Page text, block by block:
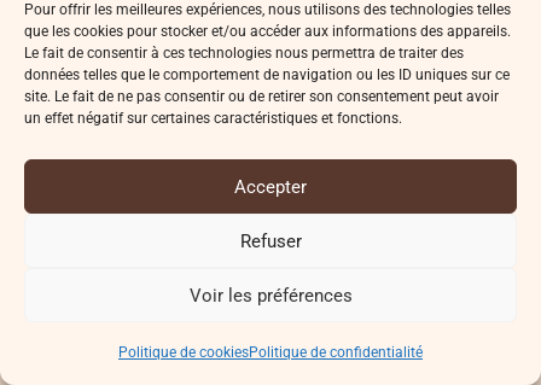
Pour offrir les meilleures expériences, nous utilisons des technologies telles
que les cookies pour stocker et/ou accéder aux informations des appareils.
Le fait de consentir à ces technologies nous permettra de traiter des
données telles que le comportement de navigation ou les ID uniques sur ce
site. Le fait de ne pas consentir ou de retirer son consentement peut avoir
un effet négatif sur certaines caractéristiques et fonctions.
Accepter
Refuser
Voir les préférences
Politique de cookiesPolitique de confidentialité
ou le compléter au fils des mois selon l’évolution
de tesintentions.
Rituel 6 – Le chèque d’abondance
Tu as sans doute déjà entendu parler du
. Un rituel idéal lors de la
opportunités dont tu as besoin.